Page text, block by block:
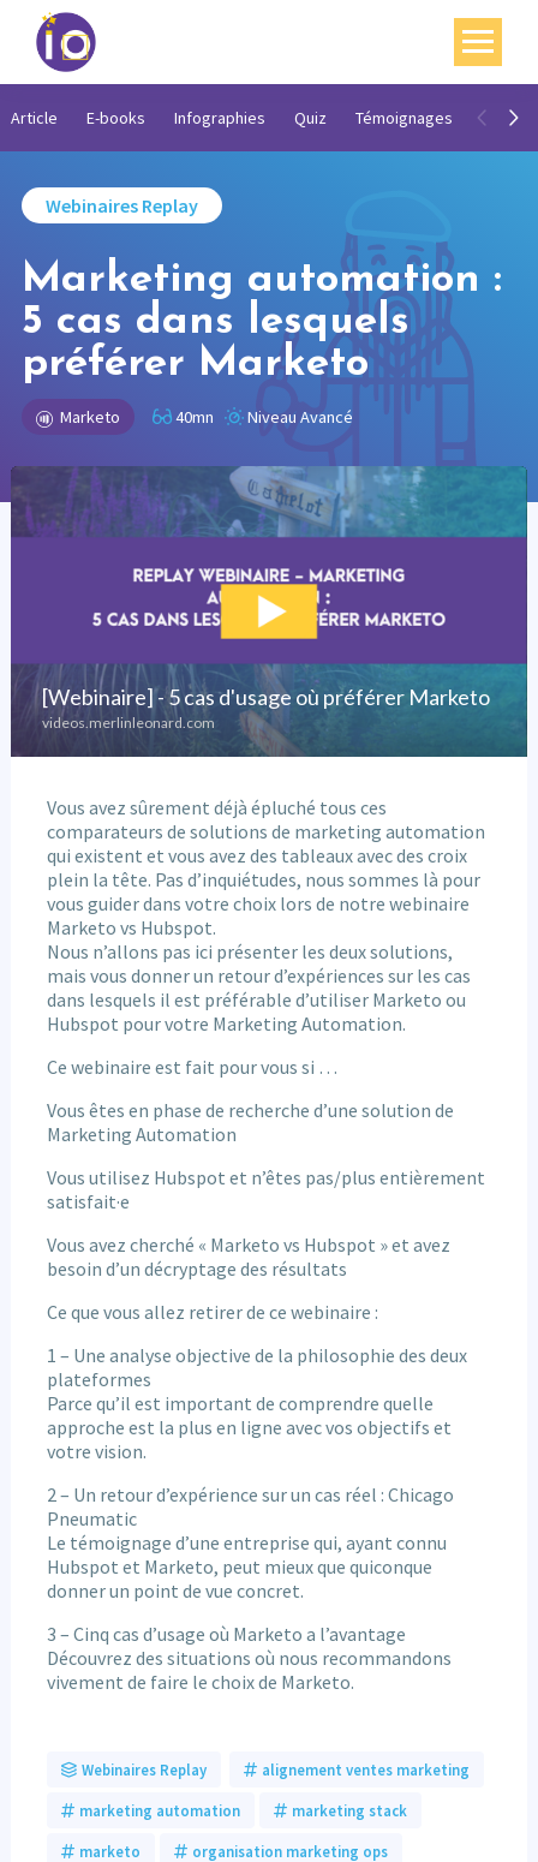
Vos enjeux
Académie
Ressources
Agenda
Contact
Mon compte
English
Article E-books Infographies Quiz Témoignages Vidéos
Webinaires Replay
Marketing automation :
5 cas dans lesquels
préférer Marketo
Marketo 40mn Niveau Avancé
Vous avez sûrement déjà épluché tous ces
comparateurs de solutions de marketing automation
qui existent et vous avez des tableaux avec des croix
plein la tête. Pas d’inquiétudes, nous sommes là pour
vous guider dans votre choix lors de notre webinaire
Marketo vs Hubspot.
Nous n’allons pas ici présenter les deux solutions,
mais vous donner un retour d’expériences sur les cas
dans lesquels il est préférable d’utiliser Marketo ou
Hubspot pour votre Marketing Automation.
Ce webinaire est fait pour vous si …
Vous êtes en phase de recherche d’une solution de
Marketing Automation
Vous utilisez Hubspot et n’êtes pas/plus entièrement
satisfait·e
Vous avez cherché « Marketo vs Hubspot » et avez
besoin d’un décryptage des résultats
Ce que vous allez retirer de ce webinaire :
1 – Une analyse objective de la philosophie des deux
plateformes
Parce qu’il est important de comprendre quelle
approche est la plus en ligne avec vos objectifs et
votre vision.
2 – Un retour d’expérience sur un cas réel : Chicago
Pneumatic
Le témoignage d’une entreprise qui, ayant connu
Hubspot et Marketo, peut mieux que quiconque
donner un point de vue concret.
3 – Cinq cas d’usage où Marketo a l’avantage
Découvrez des situations où nous recommandons
vivement de faire le choix de Marketo.
Webinaires Replay alignement ventes marketing
marketing automation marketing stack
marketo organisation marketing ops